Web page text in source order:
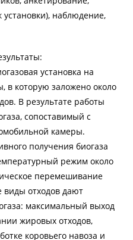
установки), наблюдение,
установка на
в которую заложено около
В результате работы
сопоставимый с
камеры.
получения биогаза
режим около
перемешивание
отходов дают
максимальный выход
жировых отходов,
коровьего навоза и